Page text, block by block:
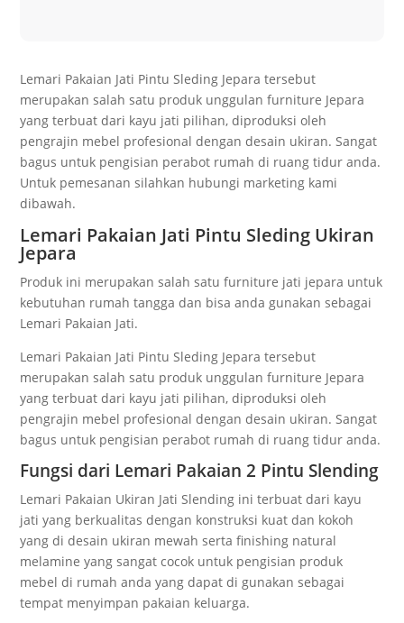
Lemari Pakaian Jati Pintu Sleding Jepara tersebut
merupakan salah satu produk unggulan furniture Jepara
yang terbuat dari kayu jati pilihan, diproduksi oleh
pengrajin mebel profesional dengan desain ukiran. Sangat
bagus untuk pengisian perabot rumah di ruang tidur anda.
Untuk pemesanan silahkan hubungi marketing kami
dibawah.
Lemari Pakaian Jati Pintu Sleding Ukiran
Jepara
Produk ini merupakan salah satu furniture jati jepara untuk
kebutuhan rumah tangga dan bisa anda gunakan sebagai
Lemari Pakaian Jati.
Lemari Pakaian Jati Pintu Sleding Jepara tersebut
merupakan salah satu produk unggulan furniture Jepara
yang terbuat dari kayu jati pilihan, diproduksi oleh
pengrajin mebel profesional dengan desain ukiran. Sangat
bagus untuk pengisian perabot rumah di ruang tidur anda.
Fungsi dari Lemari Pakaian 2 Pintu Slending
Lemari Pakaian Ukiran Jati Slending ini terbuat dari kayu
jati yang berkualitas dengan konstruksi kuat dan kokoh
yang di desain ukiran mewah serta finishing natural
melamine yang sangat cocok untuk pengisian produk
mebel di rumah anda yang dapat di gunakan sebagai
tempat menyimpan pakaian keluarga.